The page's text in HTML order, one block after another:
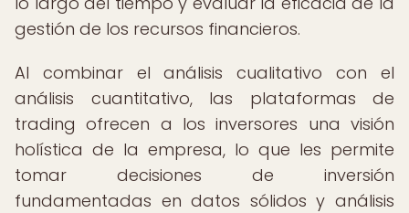
gestión de los recursos financieros.
Al combinar el análisis cualitativo con el
análisis cuantitativo, las plataformas de
trading ofrecen a los inversores una visión
holística de la empresa, lo que les permite
tomar decisiones de inversión
fundamentadas en datos sólidos y análisis